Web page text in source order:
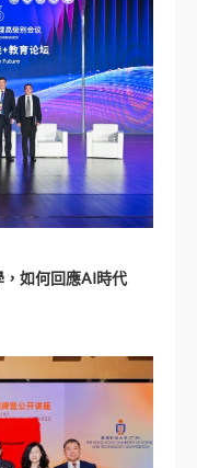
如何回應AI時代